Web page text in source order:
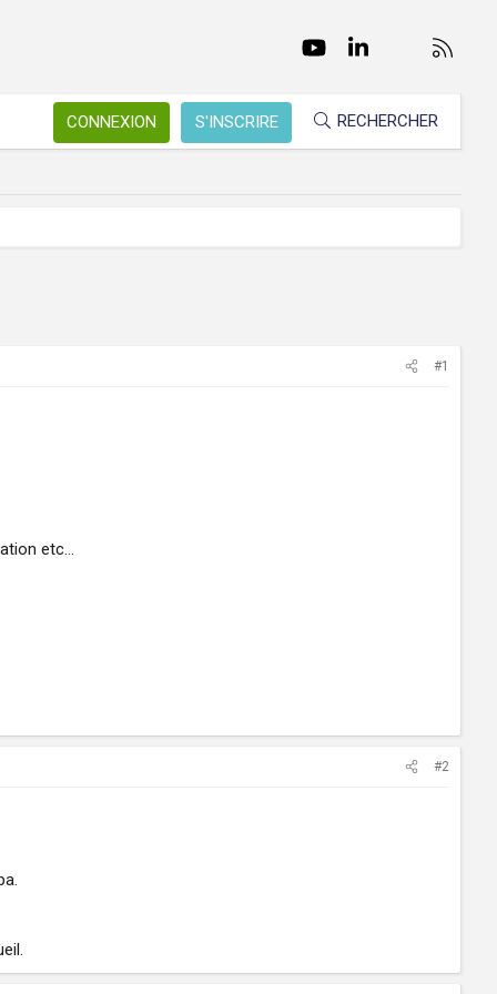
FacebookTwitter youtubeLinkedInNous
CONNEXION S'INSCRIRE RECHERCHER
#1
etc...
#2